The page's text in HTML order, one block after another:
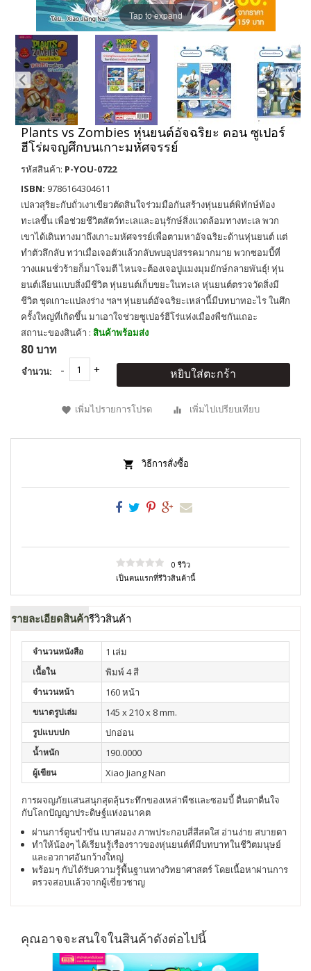
Tap to expand
Plants vs Zombies หุ่นยนต์อัจฉริยะ ตอน ซูเปอร์
ฮีโร่ผจญศึกบนเกาะมหัศจรรย์
รหัสสินค้า: P-YOU-0722
ISBN: 9786164304611
เปลวสุริยะกับถั่วเงาเขียวตัดสินใจร่วมมือกันสร้างหุ่นยนต์พิทักษ์ท้อง
ทะเลขึ้น เพื่อช่วยชีวิตสัตว์ทะเลและอนุรักษ์สิ่งแวดล้อมทางทะเล พวก
เขาได้เดินทางมาถึงเกาะมหัศจรรย์เพื่อตามหาอัจฉริยะด้านหุ่นยนต์ แต่
ทำตัวลึกลับ ทว่าเมื่อเจอตัวแล้วกลับพบอุปสรรคมากมาย พวกซอมบี้ที่
วางเเผนชั่วร้ายก็มาโจมตี ไหนจะต้องเจอปูแมงมุมยักษ์กลายพันธุ์! หุ่น
ยนต์เลียนเเบบสิ่งมีชีวิต หุ่นยนต์เก็บขยะในทะเล หุ่นยนต์ตรวจวัดสิ่งมี
ชีวิต ชุดเกาะแปลงร่าง ฯลฯ หุ่นยนต์อัจฉริยะเหล่านี้มีบทบาทอะไร ในศึก
ครั้งใหญ่ที่เกิดขึ้น มาเอาใจช่วยซูเปอร์ฮีโร่แห่งเมืองพืชกันเถอะ
สถานะของสินค้า : สินค้าพร้อมส่ง
80 บาท
จำนวน: หยิบใส่ตะกร้า
เพิ่มไปรายการโปรด เพิ่มไปเปรียบเทียบ
วิธีการสั่งซื้อ
0 รีวิว
เป็นคนแรกที่รีวิวสินค้านี้
รายละเอียดสินค้ารีวิวสินค้า
จำนวนหนังสือ 1 เล่ม
เนื้อใน พิมพ์ 4 สี
จำนวนหน้า 160 หน้า
ขนาดรูปเล่ม 145 x 210 x 8 mm.
รูปแบบปก ปกอ่อน
น้ำหนัก 190.0000
ผู้เขียน Xiao Jiang Nan
การผจญภัยแสนสนุกสุดลุ้นระทึกของเหล่าพืชและซอมบี้ ตื่นตาตื่นใจ
กับโลกปัญญาประดิษฐ์แห่งอนาคต
ผ่านการ์ตูนขำขัน เบาสมอง ภาพประกอบสี่สีสดใส อ่านง่าย สบายตา
ทำให้น้องๆ ได้เรียนรู้เรื่องราวของหุ่นยนต์ที่มีบทบาทในชีวิตมนุษย์
และอวกาศอันกว้างใหญ่
พร้อมๆ กับได้รับความรู้พื้นฐานทางวิทยาศาสตร์โดยเนื้อหาผ่านการ
ตรวจสอบแล้วจากผู้เชี่ยวชาญ
คุณอาจจะสนใจในสินค้าดังต่อไปนี้